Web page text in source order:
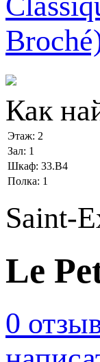
Как
Этаж: 2
Зал: 1
Шкаф: 33.В4
Полка: 1
Saint-
Le
0